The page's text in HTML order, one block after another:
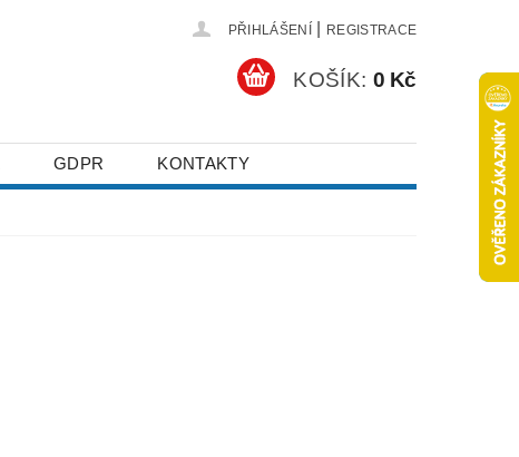
PŘIHLÁŠENÍ REGISTRACE
KOŠÍK: 0 Kč
GDPR KONTAKTY